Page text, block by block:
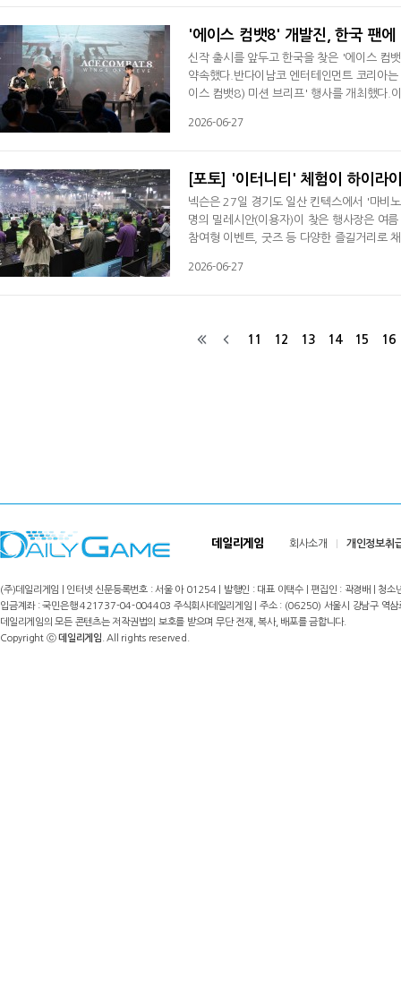
'에이스 컴뱃8' 개발진, 한국 팬
신작 출시를 앞두고 한국을 찾은 '에이스 컴
약속했다.반다이남코 엔터테인먼트 코리아
이스 컴뱃8) 미션 브리프' 행사를 개최했다.
스 컴뱃8' 프로듀서 등 관계자들이 참석했으
2026-06-27
[포토] '이터니티' 체험이 하이라
넥슨은 27일 경기도 일산 킨텍스에서 '마비
명의 밀레시안(이용자)이 찾은 행사장은 여
참여형 이벤트, 굿즈 등 다양한 즐길거리로
카나 각성', 신규 최상위 던전 '탈라 가흐' 등
2026-06-27
11 12 13 14 15 16
데일리게임 회사소개 개인정보취
(주)데일리게임 | 인터넷 신문등록번호 : 서울 아 01254 | 발행인 : 대표 이택수 | 편집인 : 곽경배 |
입금계좌 : 국민은행 421737-04-004403 주식회사데일리게임 | 주소 : (06250) 서울시 강남구
데일리게임의 모든 콘텐츠는 저작권법의 보호를 받으며 무단 전재, 복사, 배포를 금합니다.
Copyright ⓒ데일리게임 . All rights reserved.